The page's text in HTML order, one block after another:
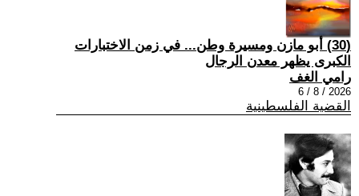
(30) أبو مازن ومسيرة وطن... في زمن الاختبارات
الكبرى يظهر معدن الرجال
رامي الغف
2026 / 8 / 6
القضية الفلسطينية